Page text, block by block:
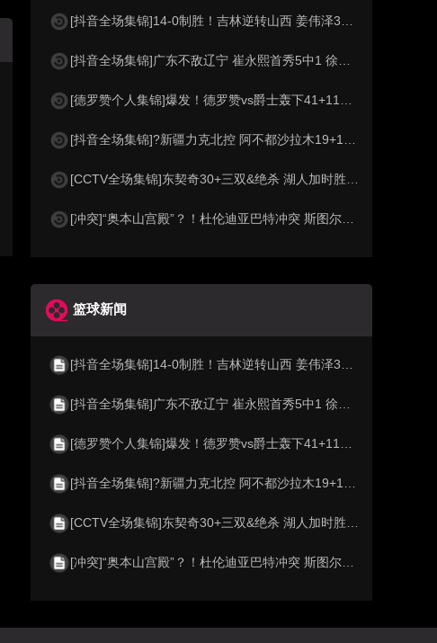
[抖音全场集锦]14-0制胜！吉林逆转山西 姜伟泽32+6 威尔逊27+21 迪亚洛24+6
[抖音全场集锦]广东不敌辽宁 崔永熙首秀5中1 徐杰5中0 付豪26+9 莫兰德21板
[德罗赞个人集锦]爆发！德罗赞vs爵士轰下41+11集锦
[抖音全场集锦]?新疆力克北控 阿不都沙拉木19+11+4 劳森17+6+5 里勒32分
[CCTV全场集锦]东契奇30+三双&绝杀 湖人加时胜掘金 约基奇三双 穆雷14中1
[冲突]“奥本山宫殿”？！杜伦迪亚巴特冲突 斯图尔特抱不平冲进场打架
篮球新闻
[抖音全场集锦]14-0制胜！吉林逆转山西 姜伟泽32+6 威尔逊27+21 迪亚洛24+6
[抖音全场集锦]广东不敌辽宁 崔永熙首秀5中1 徐杰5中0 付豪26+9 莫兰德21板
[德罗赞个人集锦]爆发！德罗赞vs爵士轰下41+11集锦
[抖音全场集锦]?新疆力克北控 阿不都沙拉木19+11+4 劳森17+6+5 里勒32分
[CCTV全场集锦]东契奇30+三双&绝杀 湖人加时胜掘金 约基奇三双 穆雷14中1
[冲突]“奥本山宫殿”？！杜伦迪亚巴特冲突 斯图尔特抱不平冲进场打架